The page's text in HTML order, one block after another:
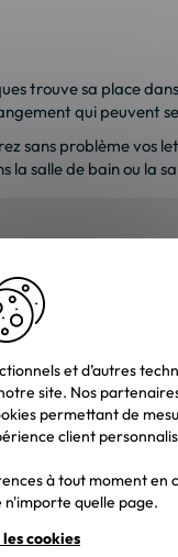
trouve sa place
qui peuvent
sans problème vos
salle de bain ou la
prenez en
au style
chocs. Le secret
Ces derniers
ouverte. Le
et d’autres
site. Nos
permettant de
client
à tout moment en
n'importe quelle page.
cookies